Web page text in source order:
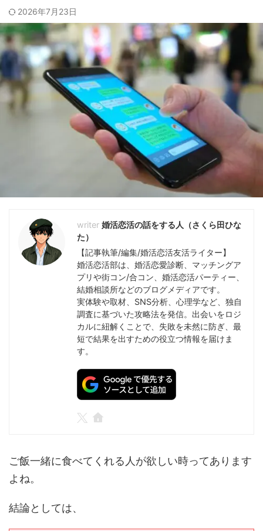
2026年7月23日
婚活恋活の話をする人（さくら田ひな
た）
【記事執筆/編集/婚活恋活友活ライター】
婚活恋活部は、婚活恋愛診断、マッチングア
プリや街コン/合コン、婚活恋活パーティー、
結婚相談所などのブログメディアです。
実体験や取材、SNS分析、心理学など、独自
調査に基づいた攻略法を発信。出会いをロジ
カルに紐解くことで、失敗を未然に防ぎ、最
短で結果を出すための役立つ情報を届けま
す。
ご飯一緒に食べてくれる人が欲しい時ってあります
よね。
結論としては、